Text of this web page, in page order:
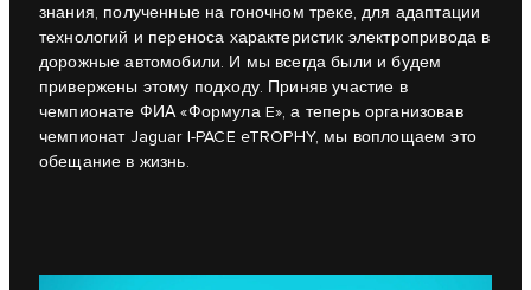
знания, полученные на гоночном треке, для адаптации
технологий и переноса характеристик электропривода в
дорожные автомобили. И мы всегда были и будем
привержены этому подходу. Приняв участие в
чемпионате ФИА «Формула E», а теперь организовав
чемпионат Jaguar I-PACE eTROPHY, мы воплощаем это
обещание в жизнь.